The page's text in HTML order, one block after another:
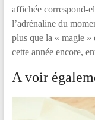
affichée correspond-
l’adrénaline du
plus que la « magie
cette année encore,
A voir